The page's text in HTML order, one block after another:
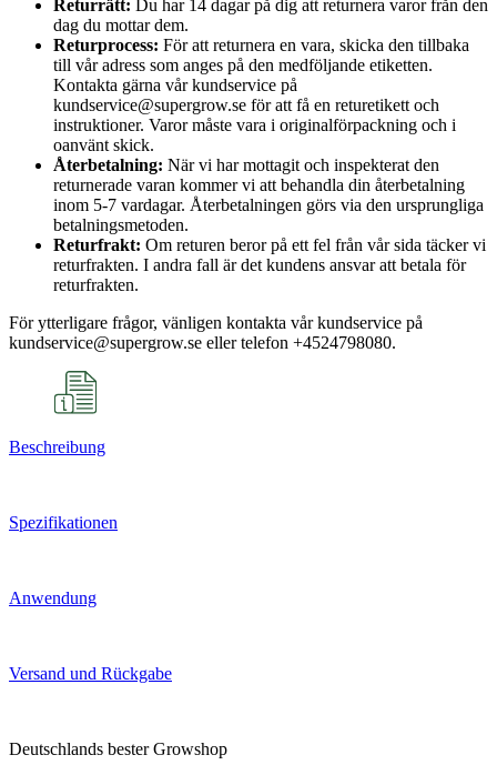
Returrätt: Du har 14 dagar på dig att returnera varor från den
dag du mottar dem.
Returprocess: För att returnera en vara, skicka den tillbaka
till vår adress som anges på den medföljande etiketten.
Kontakta gärna vår kundservice på
kundservice@supergrow.se för att få en returetikett och
instruktioner. Varor måste vara i originalförpackning och i
oanvänt skick.
Återbetalning: När vi har mottagit och inspekterat den
returnerade varan kommer vi att behandla din återbetalning
inom 5-7 vardagar. Återbetalningen görs via den ursprungliga
betalningsmetoden.
Returfrakt: Om returen beror på ett fel från vår sida täcker vi
returfrakten. I andra fall är det kundens ansvar att betala för
returfrakten.
För ytterligare frågor, vänligen kontakta vår kundservice på
kundservice@supergrow.se eller telefon +4524798080.
Beschreibung
Spezifikationen
Anwendung
Versand und Rückgabe
Deutschlands bester Growshop